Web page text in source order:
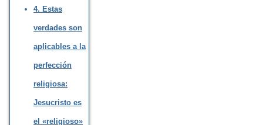
4. Estas
verdades son
aplicables a la
perfección
religiosa:
Jesucristo es
el «religioso»